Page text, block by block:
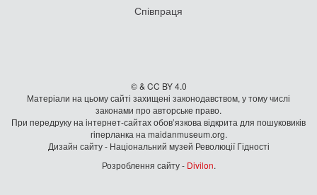
Співпраця
© & CC BY 4.0
Матеріали на цьому сайті захищені законодавством, у тому числі
законами про авторське право.
При передруку на iнтернет-сайтах обов’язкова відкрита для пошуковиків
гiперланка на maidanmuseum.org.
Дизайн сайту - Національний музей Революції Гідності
Розроблення сайту - Divilon.